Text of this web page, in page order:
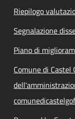
Riepilogo
Segnalazione
Piano di
Comune di